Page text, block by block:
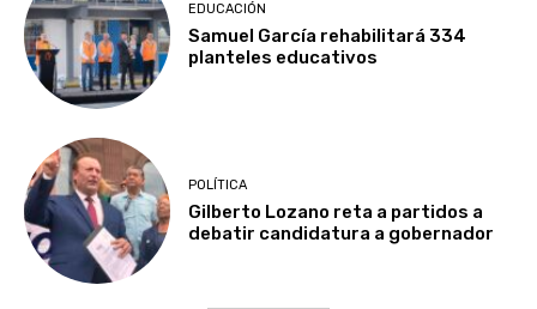
EDUCACIÓN
Samuel García rehabilitará 334
planteles educativos
POLÍTICA
Gilberto Lozano reta a partidos a
debatir candidatura a gobernador